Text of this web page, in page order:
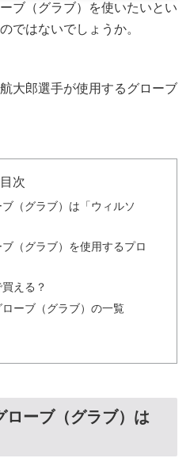
ブ（グラブ）を使いたいとい
ではないでしょうか。
大郎選手が使用するグローブ
目次
（グラブ）は「ウィルソ
ブ（グラブ）を使用するプロ
える？
ーブ（グラブ）の一覧
ローブ（グラブ）は